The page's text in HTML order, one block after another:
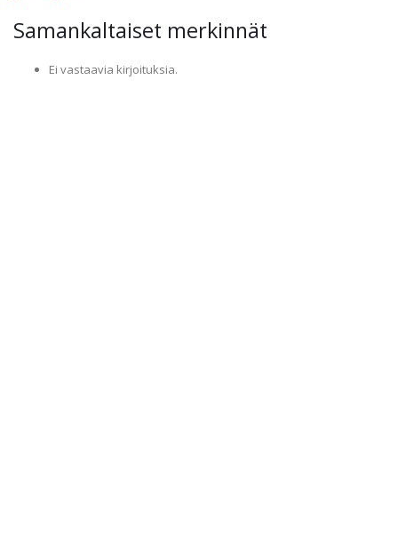
Samankaltaiset merkinnät
Ei vastaavia kirjoituksia.